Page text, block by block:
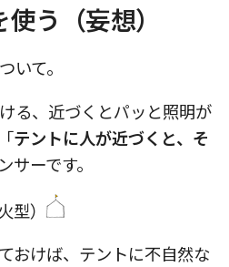
う（妄想）
いて。
る、近づくとパッと照明が
テントに人が近づくと、そ
サーです。
おけば、テントに不自然な